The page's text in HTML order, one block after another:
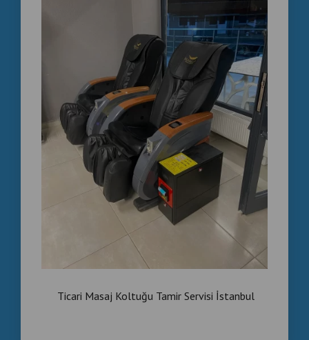
için profesyonel çözümler sağlamaktayız.
NEDEN BİZİ TERCİH
EDİYORLAR?
✔ Profesyonel teknik servis desteği
✔ Bol yedek parça avantajı
✔ Temiz & bakımlı cihazlar
✔ Uygun ticari fiyat seçenekleri
✔ Uzun ömürlü kullanım avantajı
⚡ Teknik servis farkıyla güvenli alışveriş.
ÇOK ARATILAN MASAJ
KOLTUĞU BAŞLIKLARI
✔ Ticari masaj koltuğu fiyatları
Ticari Masaj Koltuğu Tamir Servisi İstanbul